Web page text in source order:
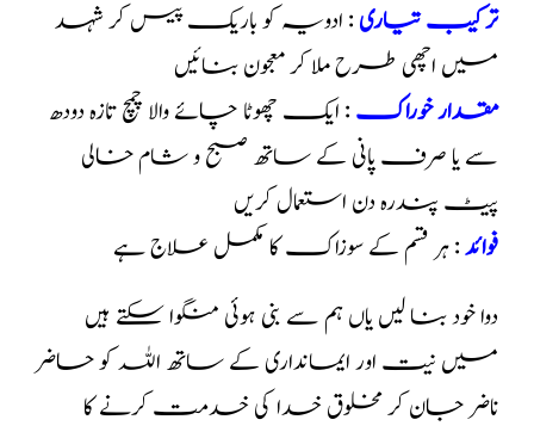
ترکیب تیاری: ادویہ کو باریک پیس کر شہد
میں اچھی طرح ملا کر معجون بنائیں
مقدار خوراک: ایک چھوٹا چائے والا چمچ تازہ دودھ
سے یا صرف پانی کے ساتھ صبح و شام خالی
پیٹ پندرہ دن استعمال کریں
فوائد: ہر قسم کے سوزاک کا مکمل علاج ہے
دوا خود بنا لیں یاں ہم سے بنی ہوئی منگوا سکتے ہیں
میں نیت اور ایمانداری کے ساتھ اللہ کو حاضر
ناضر جان کر مخلوق خدا کی خدمت کرنے کا